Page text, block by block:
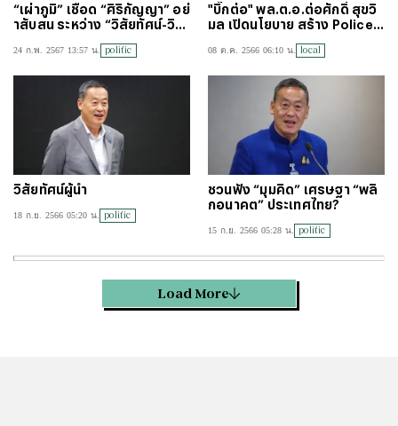
“เผ่าภูมิ” เชือด “ศิริกัญญา” อย่
าสับสน ระหว่าง “วิสัยทัศน์-วิธี
24 ก.พ. 2567 13:57 น. politic
"บิ๊กต่อ" พล.ต.อ.ต่อศักดิ์ สุขวิ
มล เปิดนโยบาย สร้าง Police
08 ต.ค. 2566 06:10 น. local
วิสัยทัศน์ผู้นำ
18 ก.ย. 2566 05:20 น. politic
ชวนฟัง “มุมคิด” เศรษฐา “พลิ
กอนาคต” ประเทศไทย?
15 ก.ย. 2566 05:28 น. politic
Load More